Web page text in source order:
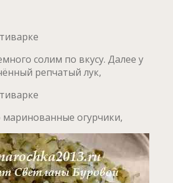
солим по вкусу. Далее у
репчатый лук,
огурчики,